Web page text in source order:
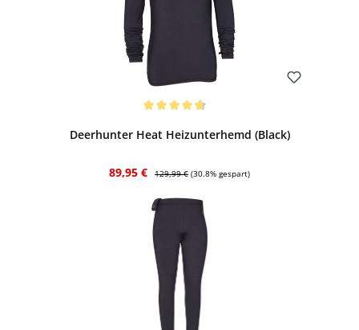
Deerhunter Heat Heizunterhemd (Black)
Verkaufspreis:
89,95 € Regulärer Preis:
129,99 € (30.8% gespart)